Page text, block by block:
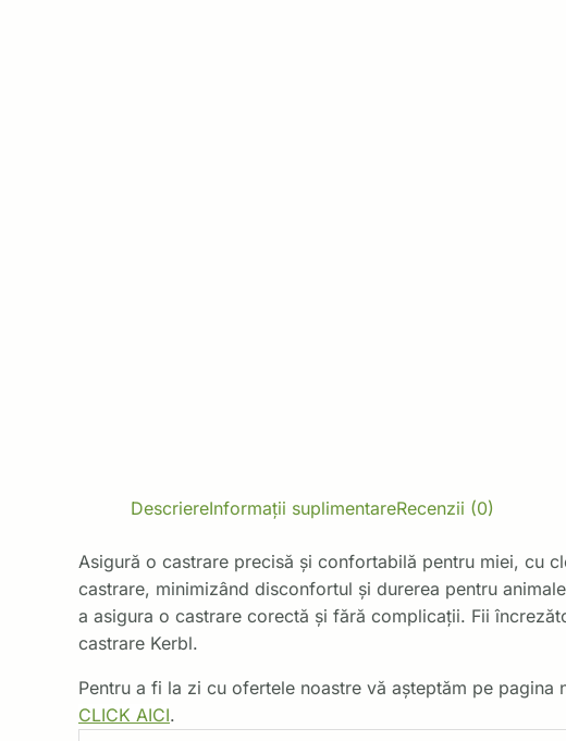
DescriereInformații suplimentareRecenzii (0)
Asigură o castrare precisă și confortabilă pentru miei, cu
castrare, minimizând disconfortul și durerea pentru
a asigura o castrare corectă și fără complicații. Fii
castrare Kerbl.
Pentru a fi la zi cu ofertele noastre vă așteptăm pe pagina
CLICK AICI.